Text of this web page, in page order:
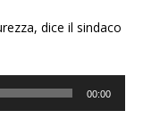
dice il sindaco
00:00